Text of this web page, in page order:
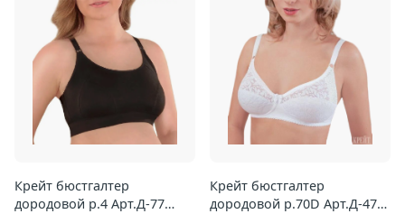
Крейт бюстгалтер
дородовой р.4 Арт.Д-77
Крейт бюстгалтер
дородовой р.70D Арт.Д-470